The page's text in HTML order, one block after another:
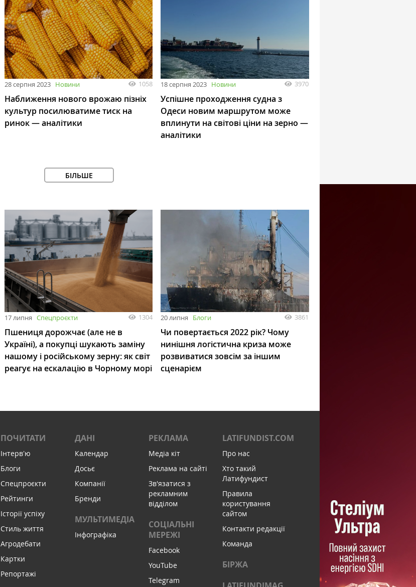
28 серпня 2023 Новини 1058
Наближення нового врожаю пізніх
культур посилюватиме тиск на
ринок — аналітики
18 серпня 2023 Новини 3970
Успішне проходження судна з
Одеси новим маршрутом може
вплинути на світові ціни на зерно —
аналітики
БІЛЬШЕ
17 липня Спецпроєкти 1304
Пшениця дорожчає (але не в
Україні), а покупці шукають заміну
нашому і російському зерну: як світ
реагує на ескалацію в Чорному морі
20 липня Блоги 3861
Чи повертається 2022 рік? Чому
нинішня логістична криза може
розвиватися зовсім за іншим
сценарієм
ПОЧИТАТИ
Інтервʼю
Блоги
Спецпроєкти
Рейтинги
Історії успіху
Стиль життя
Агродебати
Картки
Репортажі
ДАНІ
Календар
Досьє
Компанії
Бренди
МУЛЬТИМЕДІА
Інфографіка
РЕКЛАМА
Медіа кіт
Реклама на сайті
Зв'язатися з
рекламним
відділом
СОЦІАЛЬНІ
МЕРЕЖІ
Facebook
YouTube
Telegram
LATIFUNDIST.COM
Про нас
Хто такий
Латифундист
Правила
користування
сайтом
Контакти редакції
Команда
БІРЖА